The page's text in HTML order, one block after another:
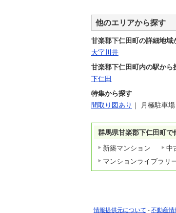
他のエリアから探す
甘楽郡下仁田町の詳細地
大字川井
甘楽郡下仁田町内の駅から
下仁田
特集から探す
間取り図あり ｜ 月極駐車
群馬県甘楽郡下仁田町で
新築マンション
中
マンションライブラリ
情報提供元について - 不動産情